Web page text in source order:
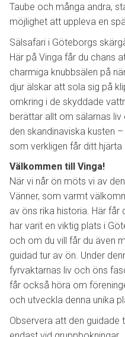
Taube och många andra,
möjlighet att uppleva en
Sälsafari i Göteborgs
Här på Vinga får du chans
charmiga knubbsälen på
djur älskar att sola sig på
omkring i de skyddade
berättar allt om sälarnas
den skandinaviska kusten
som verkligen får ditt hjärta
Välkommen till Vinga!
När vi når ön möts vi av
Vänner, som varmt
av öns rika historia. Här får
har varit en viktig plats i
och om du vill får du även
guidad tur av ön. Under
fyrvaktarnas liv och öns
får också höra om
och utveckla denna unika
Observera att den guidade